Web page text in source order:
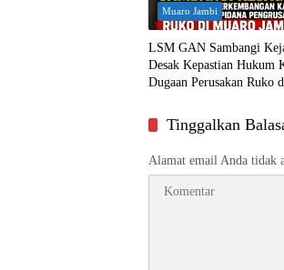
Muaro Jambi
LSM GAN Sambangi
Desak Kepastian Hukum
Dugaan Perusakan Ruko
Tinggalkan
Alamat email Anda tidak